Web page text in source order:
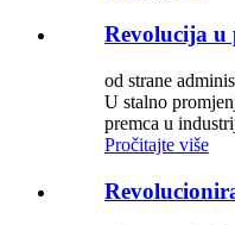
Revolucija u
od strane
U stalno
premca u
Pročitajte više